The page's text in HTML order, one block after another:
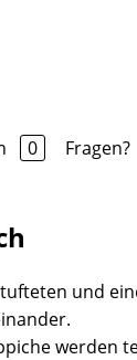
0 Fragen?
und
werden